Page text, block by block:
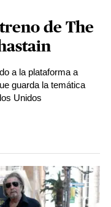
de The
a la plataforma a
guarda la temática
Unidos